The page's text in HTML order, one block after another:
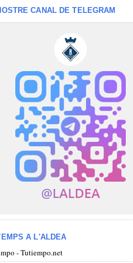
CANAL DE TELEGRAM
A L'ALDEA
- Tutiempo.net